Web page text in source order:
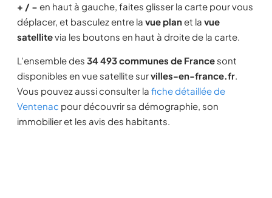
+ / − en haut à gauche, faites glisser la carte pour vous
déplacer, et basculez entre la vue planet la vue
satellitevia les boutons en haut à droite de la carte.
L'ensemble des 34 493 communes de France sont
disponibles en vue satellite survilles-en-france.fr.
Vous pouvez aussi consulter la fiche détaillée de
Ventenac pour découvrir sa démographie, son
immobilier et les avis des habitants.